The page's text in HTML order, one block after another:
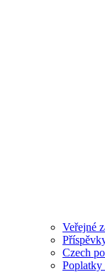
Veřejné
Czech
Poplatky